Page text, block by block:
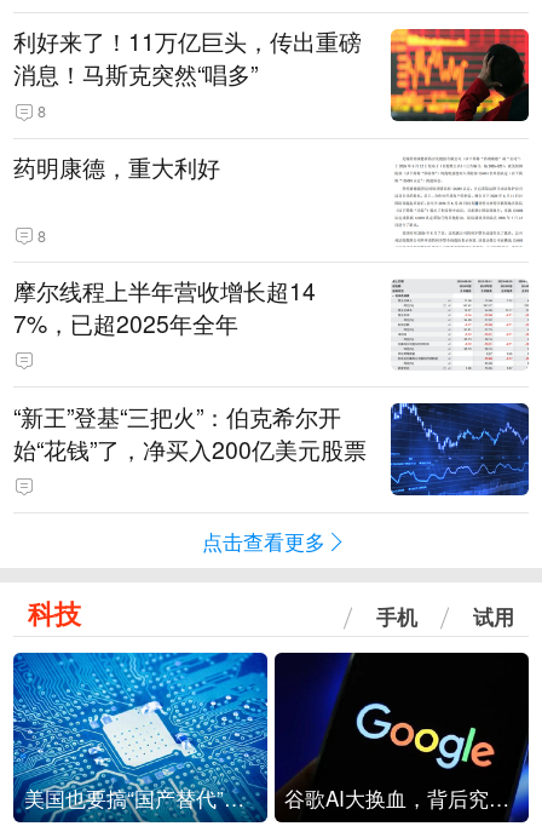
利好来了！11万亿巨头，传出重磅
消息！马斯克突然“唱多”
8
药明康德，重大利好
8
摩尔线程上半年营收增长超14
7%，已超2025年全年
“新王”登基“三把火”：伯克希尔开
始“花钱”了，净买入200亿美元股票
点击查看更多
科技 手机 试用
美国也要搞“国产替代”？先算清三笔账 谷歌AI大换血，背后究竟发生了什么？